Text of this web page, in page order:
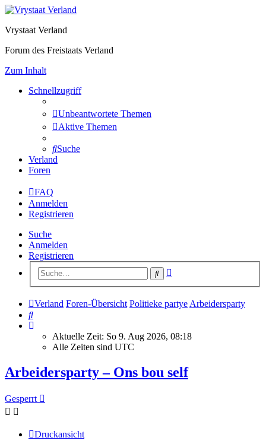
Vrystaat Verland
Forum des Freistaats Verland
Zum Inhalt
Schnellzugriff
Unbeantwortete Themen
Aktive Themen
Suche
Verland
Foren
FAQ
Anmelden
Registrieren
Suche
Anmelden
Registrieren
Suche
Verland Foren-Übersicht Politieke partye Arbeidersparty
Suche
Aktuelle Zeit: So 9. Aug 2026, 08:18
Alle Zeiten sind UTC
Arbeidersparty – Ons bou self
Gesperrt
Druckansicht